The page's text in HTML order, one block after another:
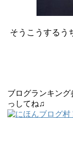
そうこうするう
ブログランキン
っしてね♫